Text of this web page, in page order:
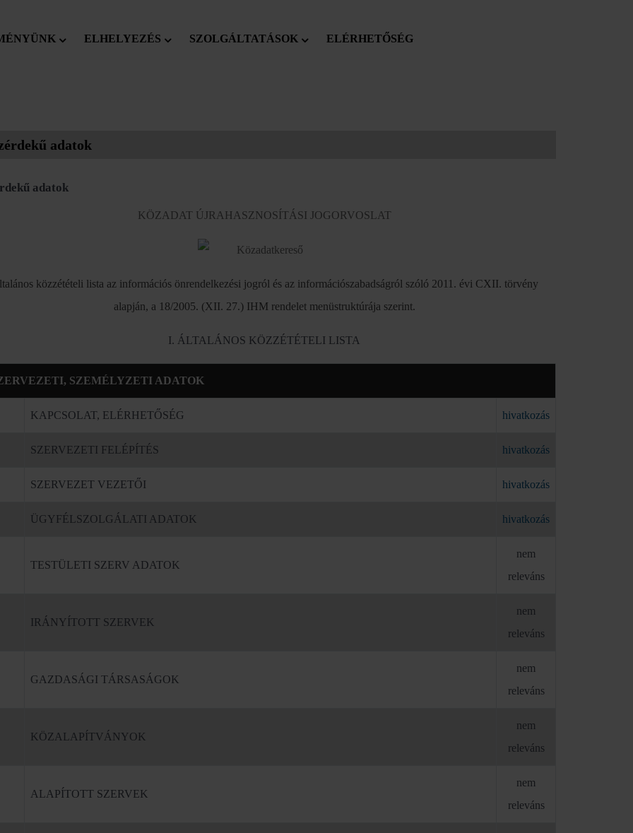
ELHELYEZÉS SZOLGÁLTATÁSOK ELÉRHETŐSÉG
adatok
adatok
KÖZADAT ÚJRAHASZNOSÍTÁSI JOGORVOSLAT
közzétételi lista az információs önrendelkezési jogról és az információszabadságról szóló 2011. évi CXII. törvény
alapján, a 18/2005. (XII. 27.) IHM rendelet menüstruktúrája szerint.
I. ÁLTALÁNOS KÖZZÉTÉTELI LISTA
SZEMÉLYZETI ADATOK
KAPCSOLAT, ELÉRHETŐSÉG hivatkozás
SZERVEZETI FELÉPÍTÉS hivatkozás
SZERVEZET VEZETŐI hivatkozás
ÜGYFÉLSZOLGÁLATI ADATOK hivatkozás
TESTÜLETI SZERV ADATOK
nem
releváns
IRÁNYÍTOTT SZERVEK
nem
releváns
GAZDASÁGI TÁRSASÁGOK
nem
releváns
KÖZALAPÍTVÁNYOK
nem
releváns
ALAPÍTOTT SZERVEK
nem
releváns